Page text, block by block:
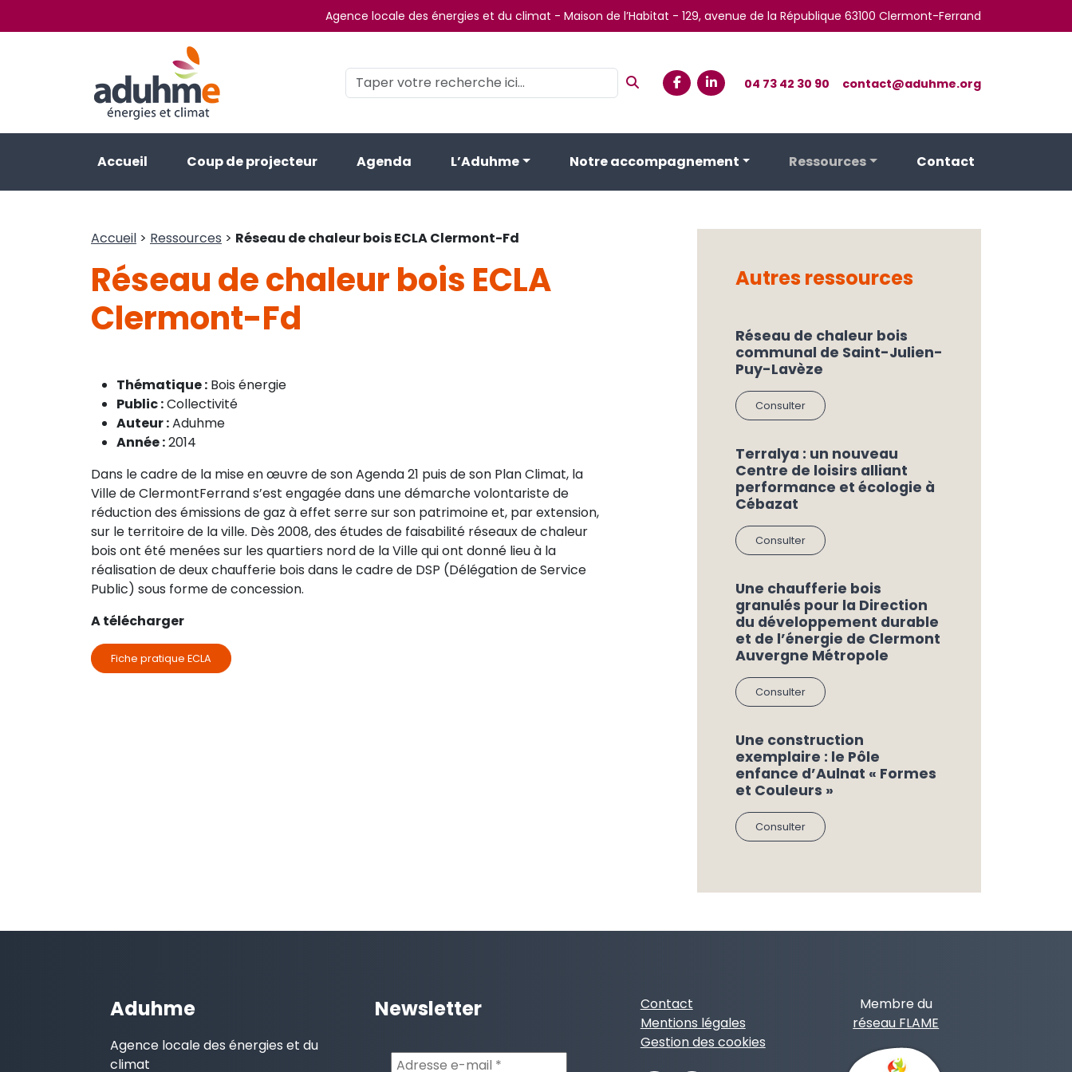
Agence locale des énergies et du climat - Maison de l’Habitat - 129, avenue de la République 63100 Clermont-Ferrand
04 73 42 30 90 contact@aduhme.org
Accueil Coup de projecteur Agenda L’Aduhme Notre accompagnement Ressources Contact
Accueil > Ressources > Réseau de chaleur bois ECLA Clermont-Fd
Réseau de chaleur bois ECLA
Clermont-Fd
Thématique : Bois énergie
Public :Collectivité
Auteur :Aduhme
Année :2014
Dans le cadre de la mise en œuvre de son Agenda 21 puis de son Plan Climat, la
Ville de ClermontFerrand s’est engagée dans une démarche volontariste de
réduction des émissions de gaz à effet serre sur son patrimoine et, par extension,
sur le territoire de la ville. Dès 2008, des études de faisabilité réseaux de chaleur
bois ont été menées sur les quartiers nord de la Ville qui ont donné lieu à la
réalisation de deux chaufferie bois dans le cadre de DSP (Délégation de Service
Public) sous forme de concession.
A télécharger
Fiche pratique ECLA
Autres ressources
Réseau de chaleur bois
communal de Saint-Julien-
Puy-Lavèze
Consulter
Terralya : un nouveau
Centre de loisirs alliant
performance et écologie à
Cébazat
Consulter
Une chaufferie bois
granulés pour la Direction
du développement durable
et de l’énergie de Clermont
Auvergne Métropole
Consulter
Une construction
exemplaire : le Pôle
enfance d’Aulnat « Formes
et Couleurs »
Consulter
Aduhme
Agence locale des énergies et du
climat
Newsletter
Adresse
Contact
Mentions légales
Gestion des cookies
Membre du
réseau FLAME